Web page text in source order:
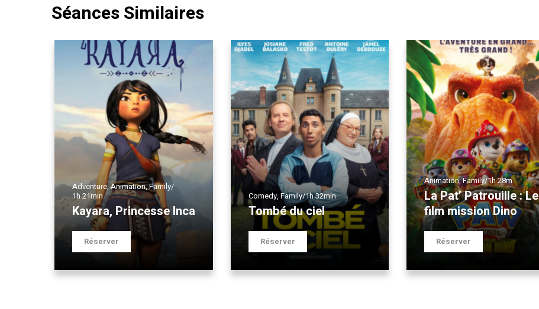
Séances Similaires
Adventure,Animation,Family/
1h 21min
Kayara, Princesse Inca
Réserver
Comedy, Family/1h 32min
Tombé du ciel
Réserver
Animation,Family/1h 28m
La Pat’ Patrouille : Le
film mission Dino
Réserver